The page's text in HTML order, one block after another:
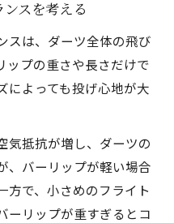
スを考える
スは、ダーツ全体の飛び
ップの重さや長さだけで
によっても投げ心地が大
気抵抗が増し、ダーツの
、バーリップが軽い場合
方で、小さめのフライト
ーリップが重すぎるとコ